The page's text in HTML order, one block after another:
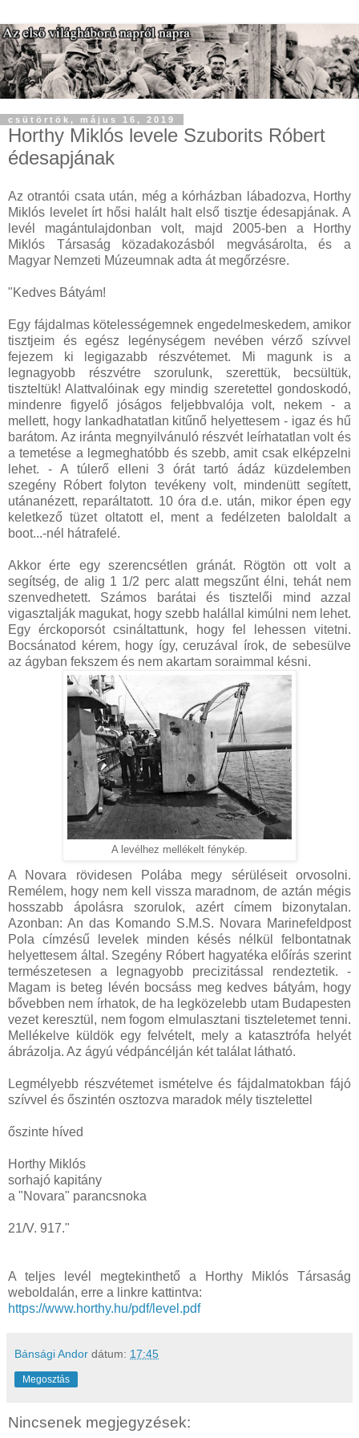
csütörtök, május 16, 2019
Horthy Miklós levele Szuborits Róbert
édesapjának
Az otrantói csata után, még a kórházban lábadozva, Horthy
Miklós levelet írt hősi halált halt első tisztje édesapjának. A
levél magántulajdonban volt, majd 2005-ben a Horthy
Miklós Társaság közadakozásból megvásárolta, és a
Magyar Nemzeti Múzeumnak adta át megőrzésre.
"Kedves Bátyám!
Egy fájdalmas kötelességemnek engedelmeskedem, amikor
tisztjeim és egész legénységem nevében vérző szívvel
fejezem ki legigazabb részvétemet. Mi magunk is a
legnagyobb részvétre szorulunk, szerettük, becsültük,
tiszteltük! Alattvalóinak egy mindig szeretettel gondoskodó,
mindenre figyelő jóságos feljebbvalója volt, nekem - a
mellett, hogy lankadhatatlan kitűnő helyettesem - igaz és hű
barátom. Az iránta megnyilvánuló részvét leírhatatlan volt és
a temetése a legmeghatóbb és szebb, amit csak elképzelni
lehet. - A túlerő elleni 3 órát tartó ádáz küzdelemben
szegény Róbert folyton tevékeny volt, mindenütt segített,
utánanézett, reparáltatott. 10 óra d.e. után, mikor épen egy
keletkező tüzet oltatott el, ment a fedélzeten baloldalt a
boot...-nél hátrafelé.
Akkor érte egy szerencsétlen gránát. Rögtön ott volt a
segítség, de alig 1 1/2 perc alatt megszűnt élni, tehát nem
szenvedhetett. Számos barátai és tisztelői mind azzal
vigasztalják magukat, hogy szebb halállal kimúlni nem lehet.
Egy érckoporsót csináltattunk, hogy fel lehessen vitetni.
Bocsánatod kérem, hogy így, ceruzával írok, de sebesülve
az ágyban fekszem és nem akartam soraimmal késni.
A levélhez mellékelt fénykép.
A Novara rövidesen Polába megy sérüléseit orvosolni.
Remélem, hogy nem kell vissza maradnom, de aztán mégis
hosszabb ápolásra szorulok, azért címem bizonytalan.
Azonban: An das Komando S.M.S. Novara Marinefeldpost
Pola címzésű levelek minden késés nélkül felbontatnak
helyettesem által. Szegény Róbert hagyatéka előírás szerint
természetesen a legnagyobb precizitással rendeztetik. -
Magam is beteg lévén bocsáss meg kedves bátyám, hogy
bővebben nem írhatok, de ha legközelebb utam Budapesten
vezet keresztül, nem fogom elmulasztani tiszteletemet tenni.
Mellékelve küldök egy felvételt, mely a katasztrófa helyét
ábrázolja. Az ágyú védpáncélján két találat látható.
Legmélyebb részvétemet ismételve és fájdalmatokban fájó
szívvel és őszintén osztozva maradok mély tisztelettel
őszinte híved
Horthy Miklós
sorhajó kapitány
a "Novara" parancsnoka
21/V. 917."
A teljes levél megtekinthető a Horthy Miklós Társaság
weboldalán, erre a linkre kattintva:
https://www.horthy.hu/pdf/level.pdf
Bánsági Andor dátum: 17:45
Megosztás
Nincsenek megjegyzések: